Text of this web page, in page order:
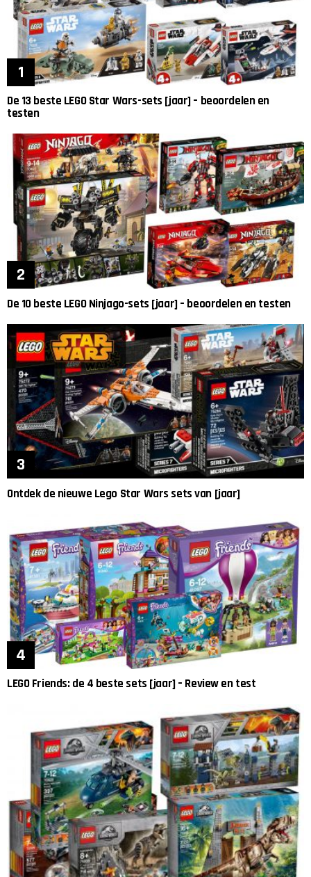
De 13 beste LEGO Star Wars-sets [jaar] – beoordelen en
testen
De 10 beste LEGO Ninjago-sets [jaar] – beoordelen en testen
Ontdek de nieuwe Lego Star Wars sets van [jaar]
LEGO Friends: de 4 beste sets [jaar] – Review en test